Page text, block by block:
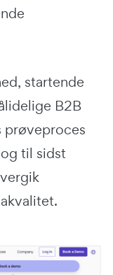
startende
B2B
prøveproces
til sidst